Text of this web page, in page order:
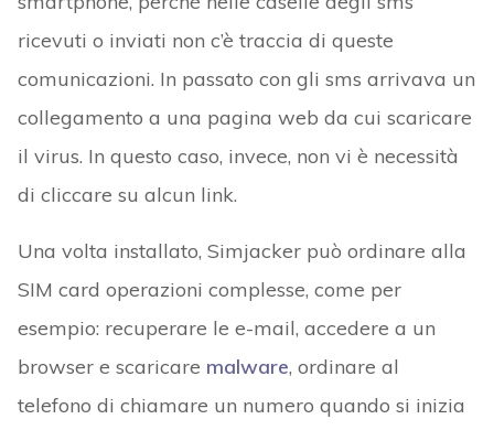
ricevuti o inviati non c’è traccia di queste
comunicazioni. In passato con gli sms arrivava un
collegamento a una pagina web da cui scaricare
il virus. In questo caso, invece, non vi è necessità
di cliccare su alcun link.
Una volta installato, Simjacker può ordinare alla
SIM card operazioni complesse, come per
esempio: recuperare le e-mail, accedere a un
browser e scaricare malware, ordinare al
telefono di chiamare un numero quando si inizia